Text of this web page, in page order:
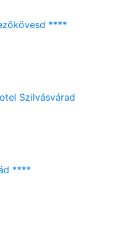
****
Szilvásvárad
****